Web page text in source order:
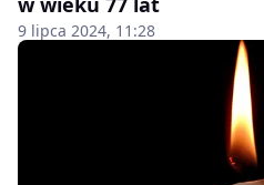
9 lipca 2024, 11:28